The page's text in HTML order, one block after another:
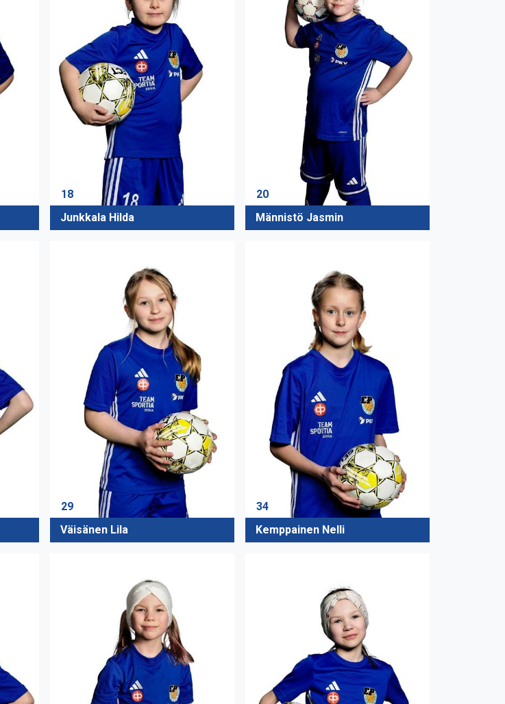
18
Junkkala Hilda
20
Männistö Jasmin
29
Väisänen Lila
34
Kemppainen Nelli